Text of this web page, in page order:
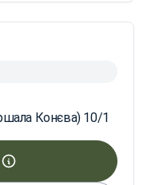
Конєва) 10/1